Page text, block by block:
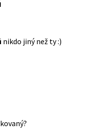
nikdo jiný než ty :)